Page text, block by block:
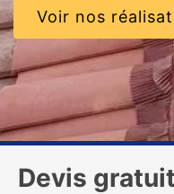
Voir nos
Devis gratuit